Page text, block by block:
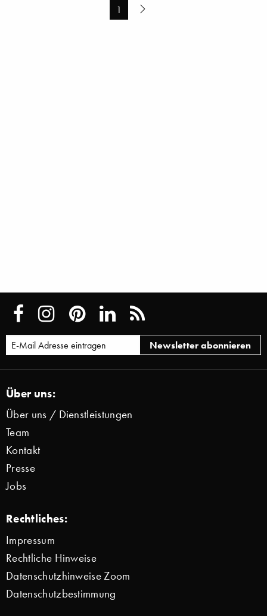
1
Über uns:
Über uns / Dienstleistungen
Team
Kontakt
Presse
Jobs
Rechtliches:
Impressum
Rechtliche Hinweise
Datenschutzhinweise Zoom
Datenschutzbestimmung